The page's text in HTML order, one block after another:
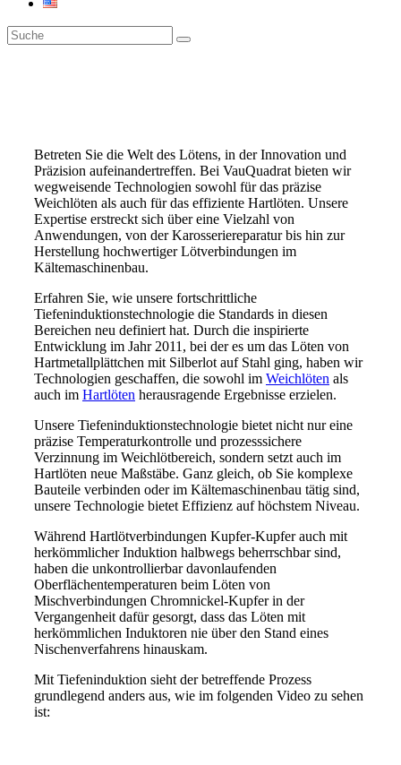
Betreten Sie die Welt des Lötens, in der Innovation und
Präzision aufeinandertreffen. Bei VauQuadrat bieten wir
wegweisende Technologien sowohl für das präzise
Weichlöten als auch für das effiziente Hartlöten. Unsere
Expertise erstreckt sich über eine Vielzahl von
Anwendungen, von der Karosseriereparatur bis hin zur
Herstellung hochwertiger Lötverbindungen im
Kältemaschinenbau.
Erfahren Sie, wie unsere fortschrittliche
Tiefeninduktionstechnologie die Standards in diesen
Bereichen neu definiert hat. Durch die inspirierte
Entwicklung im Jahr 2011, bei der es um das Löten von
Hartmetallplättchen mit Silberlot auf Stahl ging, haben wir
Technologien geschaffen, die sowohl im Weichlöten als
auch im Hartlöten herausragende Ergebnisse erzielen.
Unsere Tiefeninduktionstechnologie bietet nicht nur eine
präzise Temperaturkontrolle und prozesssichere
Verzinnung im Weichlötbereich, sondern setzt auch im
Hartlöten neue Maßstäbe. Ganz gleich, ob Sie komplexe
Bauteile verbinden oder im Kältemaschinenbau tätig sind,
unsere Technologie bietet Effizienz auf höchstem Niveau.
Während Hartlötverbindungen Kupfer-Kupfer auch mit
herkömmlicher Induktion halbwegs beherrschbar sind,
haben die unkontrollierbar davonlaufenden
Oberflächentemperaturen beim Löten von
Mischverbindungen Chromnickel-Kupfer in der
Vergangenheit dafür gesorgt, dass das Löten mit
herkömmlichen Induktoren nie über den Stand eines
Nischenverfahrens hinauskam.
Mit Tiefeninduktion sieht der betreffende Prozess
grundlegend anders aus, wie im folgenden Video zu sehen
ist: